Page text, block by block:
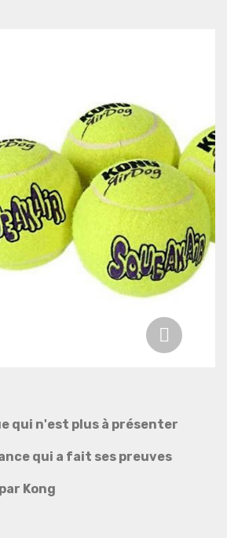
Next
qui n'est plus à présenter
qui a fait ses preuves
Kong